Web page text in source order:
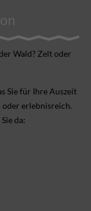
Wald? Zelt oder
Sie für Ihre Aus­zeit
oder erlebnis­reich.
da: